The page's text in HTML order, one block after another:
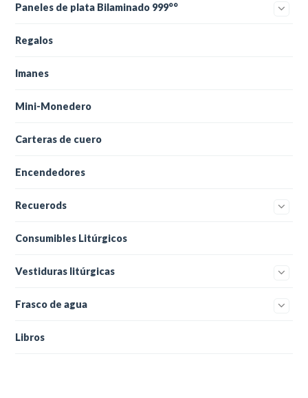
Paneles de plata Bilaminado 999°°
Regalos
Imanes
Mini-Monedero
Carteras de cuero
Encendedores
Recuerods
Consumibles Litúrgicos
Vestiduras litúrgicas
Frasco de agua
Libros